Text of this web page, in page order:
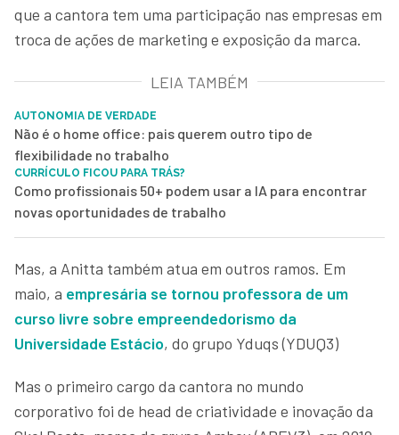
que a cantora tem uma participação nas empresas em
troca de ações de marketing e exposição da marca.
LEIA TAMBÉM
AUTONOMIA DE VERDADE
Não é o home office: pais querem outro tipo de
flexibilidade no trabalho
CURRÍCULO FICOU PARA TRÁS?
Como profissionais 50+ podem usar a IA para encontrar
novas oportunidades de trabalho
Mas, a Anitta também atua em outros ramos. Em
maio, a empresária se tornou professora de um
curso livre sobre empreendedorismo da
Universidade Estácio, do grupo Yduqs (YDUQ3)
Mas o primeiro cargo da cantora no mundo
corporativo foi de head de criatividade e inovação da